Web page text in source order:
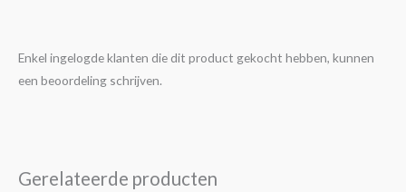
Enkel ingelogde klanten die dit product gekocht hebben, kunnen
een beoordeling schrijven.
Gerelateerde producten